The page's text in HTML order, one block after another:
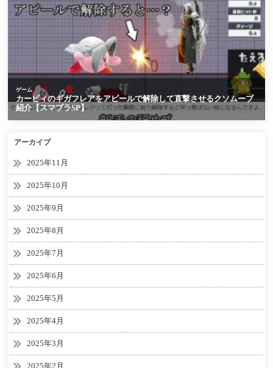
アーカイブ
2025年11月
2025年10月
2025年9月
2025年8月
2025年7月
2025年6月
2025年5月
2025年4月
2025年3月
2025年2月